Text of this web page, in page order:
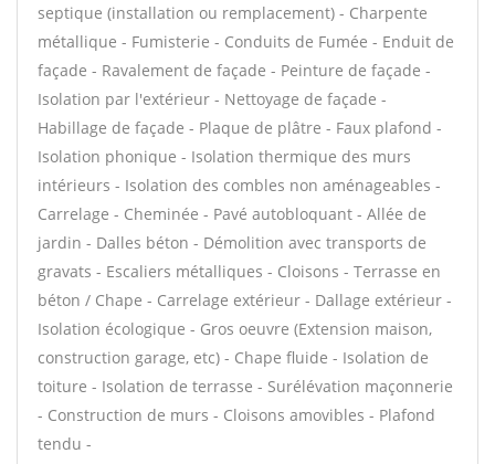
septique (installation ou remplacement) - Charpente
métallique - Fumisterie - Conduits de Fumée - Enduit de
façade - Ravalement de façade - Peinture de façade -
Isolation par l'extérieur - Nettoyage de façade -
Habillage de façade - Plaque de plâtre - Faux plafond -
Isolation phonique - Isolation thermique des murs
intérieurs - Isolation des combles non aménageables -
Carrelage - Cheminée - Pavé autobloquant - Allée de
jardin - Dalles béton - Démolition avec transports de
gravats - Escaliers métalliques - Cloisons - Terrasse en
béton / Chape - Carrelage extérieur - Dallage extérieur -
Isolation écologique - Gros oeuvre (Extension maison,
construction garage, etc) - Chape fluide - Isolation de
toiture - Isolation de terrasse - Surélévation maçonnerie
- Construction de murs - Cloisons amovibles - Plafond
tendu -